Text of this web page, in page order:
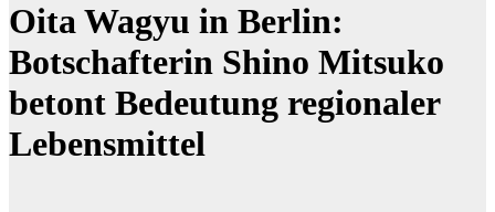
Oita Wagyu in Berlin:
Botschafterin Shino Mitsuko
betont Bedeutung regionaler
Lebensmittel